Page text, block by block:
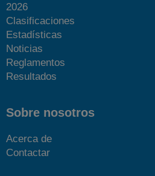
2026
Clasificaciones
Estadísticas
Noticias
Reglamentos
Resultados
Sobre nosotros
Acerca de
Contactar